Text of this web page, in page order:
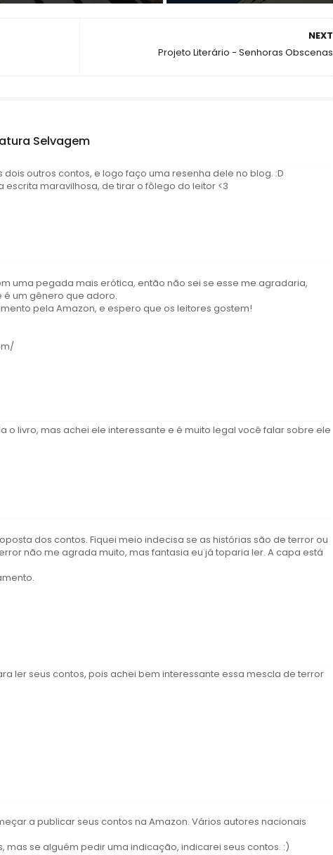
NEXT
Projeto Literário - Senhoras Obscenas
Selvagem
dois outros contos, e logo faço uma resenha dele no blog. :D
maravilhosa, de tirar o fôlego do leitor <3
uma pegada mais erótica, então não sei se esse me agradaria,
um gênero que adoro.
pela Amazon, e espero que os leitores gostem!
o livro, mas achei ele interessante e é muito legal você falar sobre ele
dos contos. Fiquei meio indecisa se as histórias são de terror ou
não me agrada muito, mas fantasia eu já toparia ler. A capa está
ler seus contos, pois achei bem interessante essa mescla de terror
a publicar seus contos na Amazon. Vários autores nacionais
mas se alguém pedir uma indicação, indicarei seus contos. :)